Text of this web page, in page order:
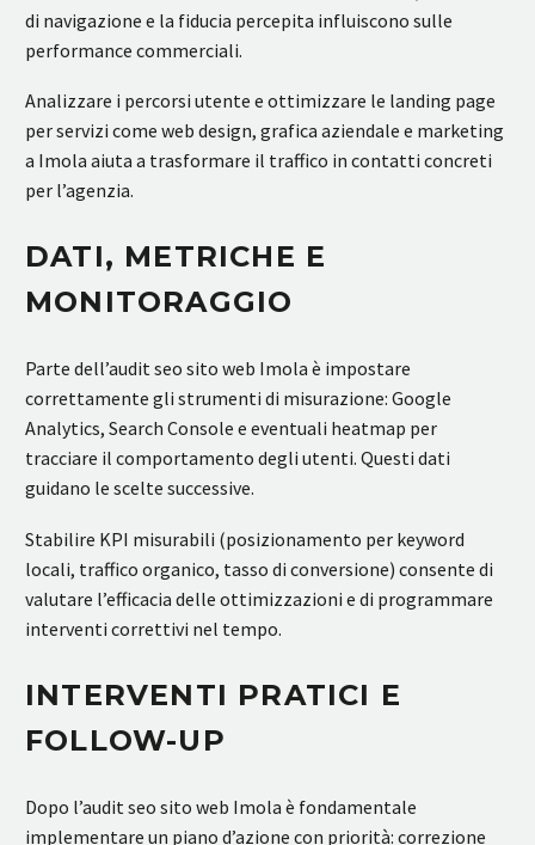
di navigazione e la fiducia percepita influiscono sulle
performance commerciali.
Analizzare i percorsi utente e ottimizzare le landing page
per servizi come web design, grafica aziendale e marketing
a Imola aiuta a trasformare il traffico in contatti concreti
per l’agenzia.
DATI, METRICHE E
MONITORAGGIO
Parte dell’audit seo sito web Imola è impostare
correttamente gli strumenti di misurazione: Google
Analytics, Search Console e eventuali heatmap per
tracciare il comportamento degli utenti. Questi dati
guidano le scelte successive.
Stabilire KPI misurabili (posizionamento per keyword
locali, traffico organico, tasso di conversione) consente di
valutare l’efficacia delle ottimizzazioni e di programmare
interventi correttivi nel tempo.
INTERVENTI PRATICI E
FOLLOW-UP
Dopo l’audit seo sito web Imola è fondamentale
implementare un piano d’azione con priorità: correzione